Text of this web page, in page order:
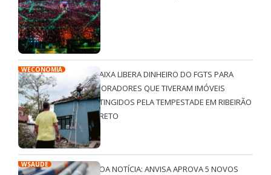
WECONOMIA
CAIXA LIBERA DINHEIRO DO FGTS PARA
MORADORES QUE TIVERAM IMÓVEIS
ATINGIDOS PELA TEMPESTADE EM RIBEIRÃO
PRETO
WSAÚDE
BOA NOTÍCIA: ANVISA APROVA 5 NOVOS